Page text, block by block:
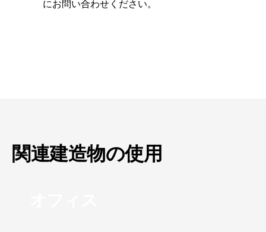
にお問い合わせください。
関連建造物の使用